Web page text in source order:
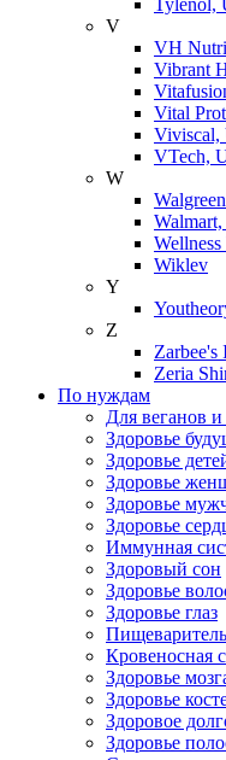
Tylenol,
V
VH
Vibrant
Vital
Viviscal,
VTech,
W
Wiklev
Y
Z
Zarbee's
Zeria
По нуждам
Для веганов и
Здоровье
Здоровье
Здоровье
Здоровье
Здоровье
Иммунная
Здоровый сон
Здоровье
Здоровье глаз
Кровеносная
Здоровье
Здоровье
Здоровое
Здоровье